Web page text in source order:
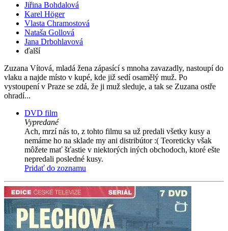
Jiřina Bohdalová
Karel Höger
Vlasta Chramostová
Nataša Gollová
Jana Drbohlavová
ďalší
Zuzana Vítová, mladá žena zápasící s mnoha zavazadly, nastoupí do
vlaku a najde místo v kupé, kde již sedí osamělý muž. Po
vystoupení v Praze se zdá, že ji muž sleduje, a tak se Zuzana ostře
ohradí...
DVD film
Vypredané
Ach, mrzí nás to, z tohto filmu sa už predali všetky kusy a
nemáme ho na sklade my ani distribútor :( Teoreticky však
môžete mať šťastie v niektorých iných obchodoch, ktoré ešte
nepredali posledné kusy.
Pridať do zoznamu